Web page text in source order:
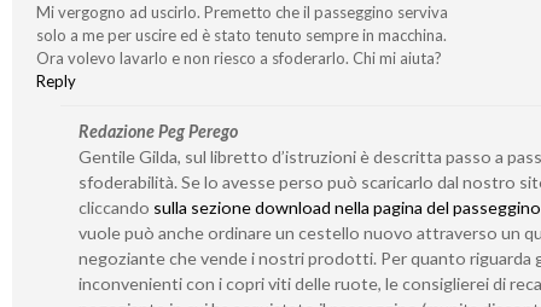
Mi vergogno ad uscirlo. Premetto che il passeggino serviva
solo a me per uscire ed è stato tenuto sempre in macchina.
Ora volevo lavarlo e non riesco a sfoderarlo. Chi mi aiuta?
Reply
Redazione Peg Perego
Gentile Gilda, sul libretto d’istruzioni è descritta passo a
sfoderabilità. Se lo avesse perso può scaricarlo dal nostro
cliccando sulla sezione download nella pagina del
vuole può anche ordinare un cestello nuovo attraverso un
negoziante che vende i nostri prodotti. Per quanto riguarda
inconvenienti con i copri viti delle ruote, le consiglierei di